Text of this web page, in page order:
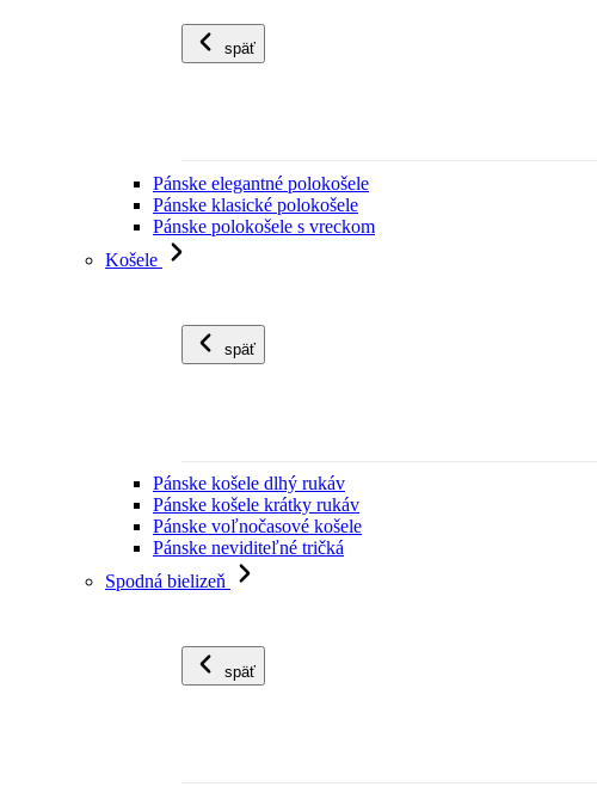
späť
Pánske elegantné polokošele
Pánske klasické polokošele
Pánske polokošele s vreckom
Košele
späť
Pánske košele dlhý rukáv
Pánske košele krátky rukáv
Pánske voľnočasové košele
Pánske neviditeľné tričká
Spodná bielizeň
späť